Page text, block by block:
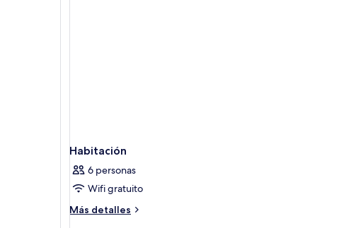
Habitación
6 personas
Wifi gratuito
Más detalles
Más